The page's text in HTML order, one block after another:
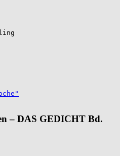
– DAS GEDICHT Bd.